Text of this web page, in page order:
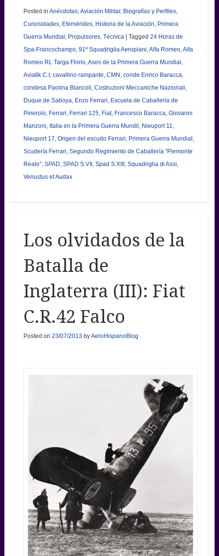
Posted in Anécdotas,Aviación Militar, Biografías y Perfiles,
Curiosidades, Efemérides, Historia de la Aviación, Primera
Guerra Mundial , Propulsores, Técnica Tagged 24 Horas de
Spa-Francochamps, 91º Squadriglia Aeroplani,Alfa Romeo,Alfa
Romeo RL Targa Florio,Ases de la Primera Guerra Mundial ,
Aviatik C.I , cavallino rampante, CMN , conde Enrico Baracca,
condesa Paolina Biancoli, Costruzioni Meccaniche Nazionali,
Duque de Saboya, Enzo Ferrari, Escuela de Caballería de
Pinerolo, Ferrari, Ferrari 125, Fiat, Francesco Baracca, Giovanni
Manzoni, Italia en la Primera Guerra Mundil , Nieuport 11,
Nieuport 17, Origen del escudo Ferrari, Primera Guerra Mundial ,
Scudería Ferrari, Segundo Regimiento de Caballería "Piemonte
Reale", SPAD, SPAD S.VII , Spad S.XIII , Squadriglia di Assi,
Venustus et Audax
Los olvidados de la
Batalla de
Inglaterra (III): Fiat
C.R.42 Falco
Posted on 23/07/2013 byAeroHispanoBlog